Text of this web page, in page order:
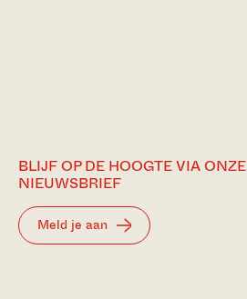
BLIJF OP DE HOOGTE VIA ONZE
NIEUWSBRIEF
Meld je aan